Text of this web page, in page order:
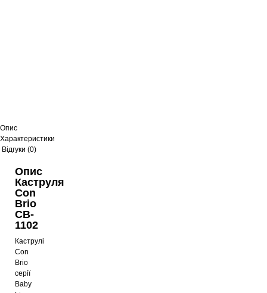
Опис
Характеристики
Відгуки (0)
Опис
Каструля
Con
Brio
CB-
1102
Каструлі
Con
Brio
серії
Baby